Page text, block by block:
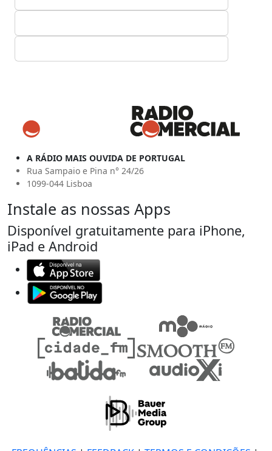
A RÁDIO MAIS OUVIDA DE PORTUGAL
Rua Sampaio e Pina n° 24/26
1099-044 Lisboa
Instale as nossas Apps
Disponível gratuitamente para iPhone,
iPad e Android